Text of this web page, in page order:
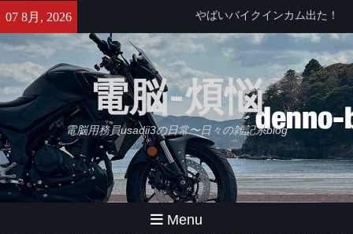
content
07 8月, 2026
せっかくなのでObsidianをもう
少し使ってみる・・・【追記】
と、思ったけどやっぱムリ。
久々にB2さんとラーメンツー
やばいバイクインカム出た！
Daytona Reso Pilot PRO
電脳-煩悩
電脳用務員usadii3の日常〜日々の雑記系blog
Menu